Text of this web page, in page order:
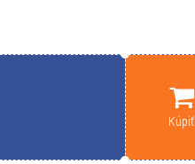
Kúpiť